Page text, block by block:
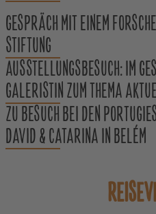
GESPRÄCH MIT EINEM
STIFTUNG
AUSSTELLUNGSBESUCH: IM
GALERISTIN ZUM THEMA
ZU BESUCH BEI DEN
DAVID & CATARINA IN BELÉM